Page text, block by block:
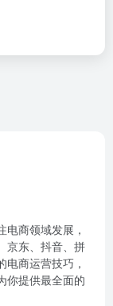
商领域发展，
京东、抖音、拼
商运营技巧，
你提供最全面的